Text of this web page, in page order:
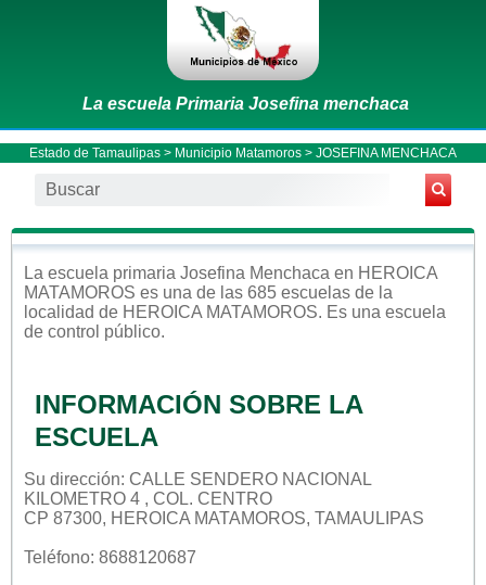
La escuela Primaria Josefina menchaca
Estado de Tamaulipas > Municipio Matamoros > JOSEFINA MENCHACA
La escuela primaria Josefina Menchaca en HEROICA
MATAMOROS es una de las 685 escuelas de la
localidad de HEROICA MATAMOROS. Es una escuela
de control público.
INFORMACIÓN SOBRE LA
ESCUELA
Su dirección: CALLE SENDERO NACIONAL
KILOMETRO 4 , COL. CENTRO
CP 87300, HEROICA MATAMOROS, TAMAULIPAS
Teléfono: 8688120687